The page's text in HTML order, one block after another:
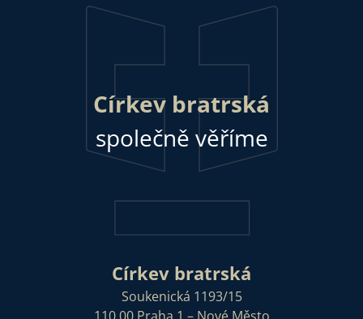
Církev bratrská
společně věříme
Církev bratrská
Soukenická 1193/15